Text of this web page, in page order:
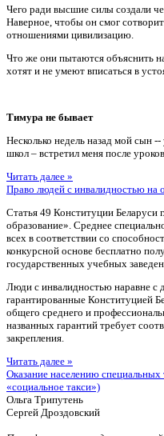
Чего ради высшие силы создали
Наверное, чтобы он смог
отношениями цивилизацию.
Что же они пытаются объяснить
хотят и не умеют вписаться в
Тимура не бывает
Несколько недель назад мой сын
школ – встретил меня после
Читать далее »
Право людей с инвалидностью на
Статья 49 Конституции Беларуси
образование». Среднее
всех в соответствии со
конкурсной основе бесплатно
государственных учебных
Люди с инвалидностью наравне с
гарантированные Конституцией
общего среднего и
названных гарантий требует
закрепления.
Читать далее »
Оказание населению
«социальное такси»)
Ольга Трипутень
Сергей Дроздовский